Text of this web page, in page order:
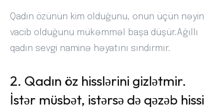
Qadın özünün kim olduğunu, onun üçün nəyin
vacib olduğunu mükəmməl başa düşür.Ağıllı
qadın sevgi naminə həyatını sındırmır.
2. Qadın öz hisslərini gizlətmir.
İstər müsbət, istərsə də qəzəb hissi